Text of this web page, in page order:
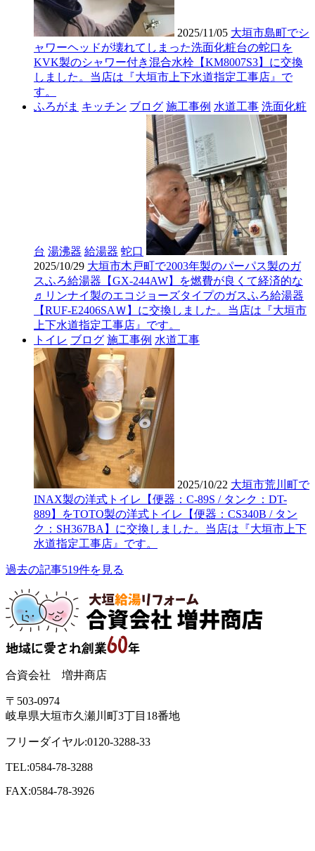
2025/11/05 大垣市島町でシ
ャワーヘッドが壊れてしまった洗面化粧台の蛇口を
KVK製のシャワー付き混合水栓【KM8007S3】に交換
しました。当店は『大垣市上下水道指定工事店』で
す。
ふろがま キッチン ブログ 施工事例 水道工事 洗面化粧
台 湯沸器 給湯器 蛇口
2025/10/29 大垣市木戸町で2003年製のパーパス製のガ
スふろ給湯器【GX-244AW】を燃費が良くて経済的な
♬リンナイ製のエコジョーズタイプのガスふろ給湯器
【RUF-E2406SAＷ】に交換しました。当店は『大垣市
上下水道指定工事店』です。
トイレ ブログ 施工事例 水道工事
2025/10/22 大垣市荒川町で
INAX製の洋式トイレ【便器：C-89S / タンク：DT-
889】をTOTO製の洋式トイレ【便器：CS340B / タン
ク：SH367BA】に交換しました。当店は『大垣市上下
水道指定工事店』です。
過去の記事519件を見る
合資会社 増井商店
〒503-0974
岐阜県大垣市久瀬川町3丁目18番地
フリーダイヤル:0120-3288-33
TEL:0584-78-3288
FAX:0584-78-3926